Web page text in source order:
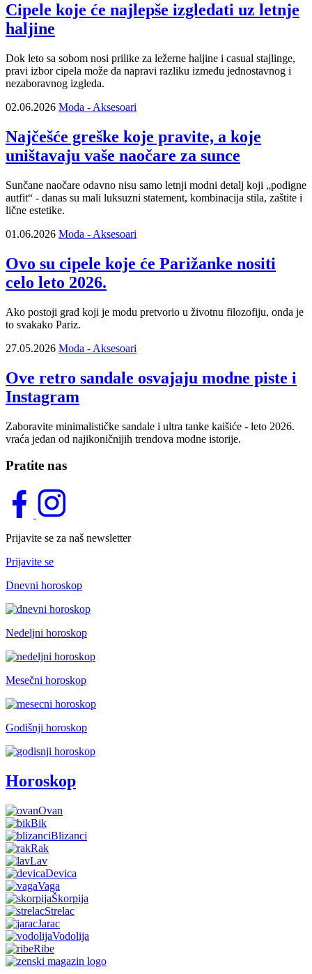
Cipele koje će najlepše izgledati uz letnje
haljine
Dok leto sa sobom nosi prilike za ležerne haljine i casual stajlinge,
pravi izbor cipela može da napravi razliku između jednostavnog i
nezaboravnog izgleda.
02.06.2026 Moda - Aksesoari
Najčešće greške koje pravite, a koje
uništavaju vaše naočare za sunce
Sunčane naočare odavno nisu samo letnji modni detalj koji „podigne
autfit“ - danas su mali luksuzni statement, kombinacija stila, zaštite i
lične estetike.
01.06.2026 Moda - Aksesoari
Ovo su cipele koje će Parižanke nositi
celo leto 2026.
Ako postoji grad koji je modu pretvorio u životnu filozofiju, onda je
to svakako Pariz.
27.05.2026 Moda - Aksesoari
Ove retro sandale osvajaju modne piste i
Instagram
Zaboravite minimalističke sandale i ultra tanke kaišiće - leto 2026.
vraća jedan od najikoničnijih trendova modne istorije.
Pratite nas
Prijavite se za naš newsletter
Prijavite se
Dnevni horoskop
Nedeljni horoskop
Mesečni horoskop
Godišnji horoskop
Horoskop
Ovan
Bik
Blizanci
Rak
Lav
Devica
Vaga
Škorpija
Strelac
Jarac
Vodolija
Ribe